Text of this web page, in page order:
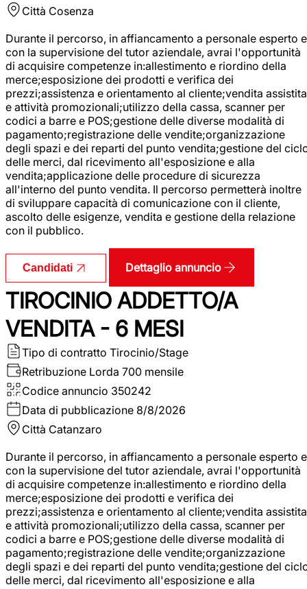
Città Cosenza
Durante il percorso, in affiancamento a personale esperto e
con la supervisione del tutor aziendale, avrai l'opportunità
di acquisire competenze in:allestimento e riordino della
merce;esposizione dei prodotti e verifica dei
prezzi;assistenza e orientamento al cliente;vendita assistita
e attività promozionali;utilizzo della cassa, scanner per
codici a barre e POS;gestione delle diverse modalità di
pagamento;registrazione delle vendite;organizzazione
degli spazi e dei reparti del punto vendita;gestione del
delle merci, dal ricevimento all'esposizione e alla
vendita;applicazione delle procedure di sicurezza
all'interno del punto vendita. Il percorso permetterà inoltre
di sviluppare capacità di comunicazione con il cliente,
ascolto delle esigenze, vendita e gestione della relazione
con il pubblico.
Candidati Dettaglio annuncio
TIROCINIO ADDETTO/A
VENDITA - 6 MESI
Tipo di contratto Tirocinio/Stage
Retribuzione Lorda 700 mensile
Codice annuncio 350242
Data di pubblicazione 8/8/2026
Città Catanzaro
Durante il percorso, in affiancamento a personale esperto e
con la supervisione del tutor aziendale, avrai l'opportunità
di acquisire competenze in:allestimento e riordino della
merce;esposizione dei prodotti e verifica dei
prezzi;assistenza e orientamento al cliente;vendita assistita
e attività promozionali;utilizzo della cassa, scanner per
codici a barre e POS;gestione delle diverse modalità di
pagamento;registrazione delle vendite;organizzazione
degli spazi e dei reparti del punto vendita;gestione del
delle merci, dal ricevimento all'esposizione e alla